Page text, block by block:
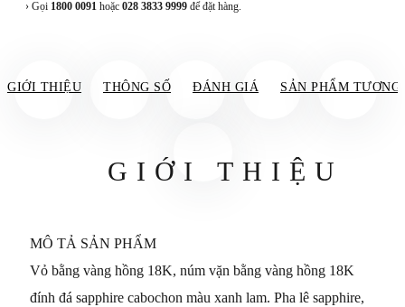
› Gọi 1800 0091 hoặc 028 3833 9999 để đặt hàng.
GIỚI THIỆU THÔNG SỐ ĐÁNH GIÁ SẢN PHẨM TƯƠNG
GIỚI THIỆU
MÔ TẢ SẢN PHẨM
Vỏ bằng vàng hồng 18K, núm vặn bằng vàng hồng 18K
đính đá sapphire cabochon màu xanh lam. Pha lê sapphire,